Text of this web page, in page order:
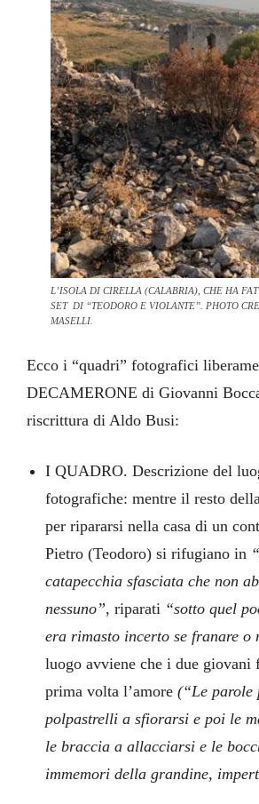
L’ISOLA DI CIRELLA (CALABRIA), CHE HA
SET DI “TEODORO E VIOLANTE”. PHOTO
MASELLI.
Ecco i “quadri” fotografici
DECAMERONE di Giovanni
riscrittura di Aldo Busi:
I QUADRO. Descrizione del
fotografiche: mentre il resto
per ripararsi nella casa di un
Pietro (Teodoro) si rifugiano in
catapecchia sfasciata che non
nessuno”, riparati “sotto quel
era rimasto incerto se franare o
luogo avviene che i due giovani
prima volta l’amore(“Le parole
polpastrelli a sfiorarsi e poi le
le braccia a allacciarsi e le
immemori della grandine,